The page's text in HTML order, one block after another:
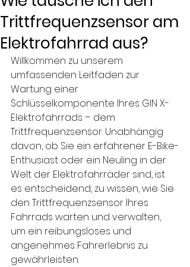
Trittfrequenzsensor am
Elektrofahrrad aus?
Willkommen zu unserem
umfassenden Leitfaden zur
Wartung einer
Schlüsselkomponente Ihres GIN X-
Elektrofahrrads – dem
Trittfrequenzsensor. Unabhängig
davon, ob Sie ein erfahrener E-Bike-
Enthusiast oder ein Neuling in der
Welt der Elektrofahrräder sind, ist
es entscheidend, zu wissen, wie Sie
den Trittfrequenzsensor Ihres
Fahrrads warten und verwalten,
um ein reibungsloses und
angenehmes Fahrerlebnis zu
gewährleisten.